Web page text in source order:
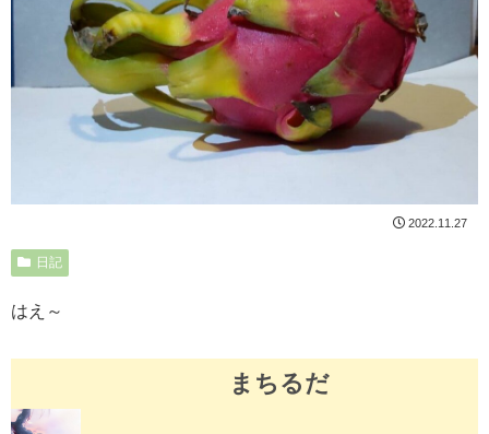
2022.11.27
日記
はえ～
まちるだ